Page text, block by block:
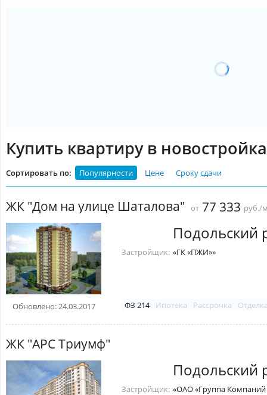
Купить квартиру в
Сортировать по: Популярности Цене Сроку сдачи
ЖК "Дом на улице Шаталова" от 77 333 руб./
Обновлено: 24.03.2017
Подольский
Застройщик: «ГК «ПЖИ»»
ФЗ 214 Ипотека Рассрочка
ЖК "АРС Триумф"
Подольский
Застройщик: «ОАО «Группа Компаний